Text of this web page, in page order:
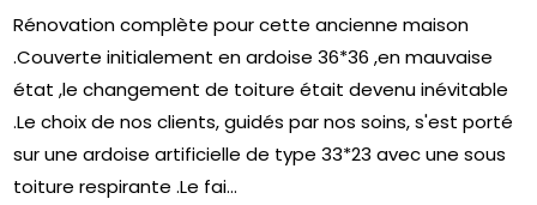
Rénovation complète pour cette ancienne maison
.Couverte initialement en ardoise 36*36 ,en mauvaise
état ,le changement de toiture était devenu inévitable
.Le choix de nos clients, guidés par nos soins, s'est porté
sur une ardoise artificielle de type 33*23 avec une sous
toiture respirante .Le fai...